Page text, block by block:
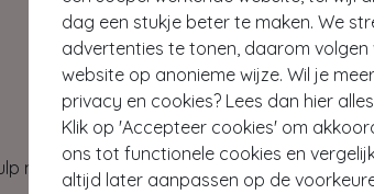
dag een stukje beter te maken. We
advertenties te tonen, daarom
website op anonieme wijze. Wil je
privacy en cookies? Lees dan hier
Klik op 'Accepteer cookies' om
ons tot functionele cookies en
altijd later aanpassen op de
Hey
nodig bij je bestelling? Lees onze